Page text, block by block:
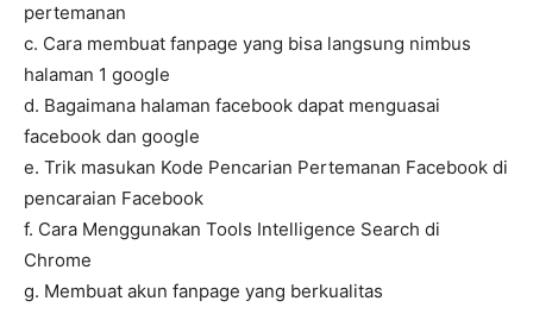
pertemanan
c. Cara membuat fanpage yang bisa langsung nimbus
halaman 1 google
d. Bagaimana halaman facebook dapat menguasai
facebook dan google
e. Trik masukan Kode Pencarian Pertemanan Facebook di
pencaraian Facebook
f. Cara Menggunakan Tools Intelligence Search di
Chrome
g. Membuat akun fanpage yang berkualitas